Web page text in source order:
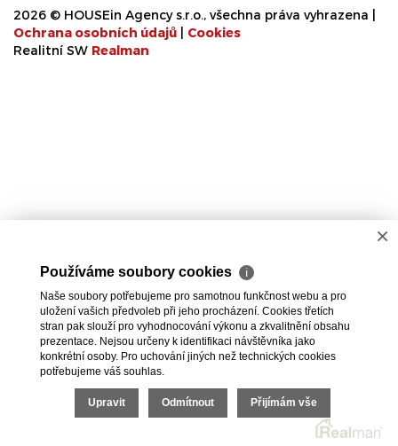
2026 © HOUSEin Agency s.r.o., všechna práva vyhrazena |
Ochrana osobních údajů
Cookies
Realitní SW Realman
×
Používáme soubory cookies ℹ
Naše soubory potřebujeme pro samotnou funkčnost webu a pro
uložení vašich předvoleb při jeho procházení. Cookies třetích
stran pak slouží pro vyhodnocování výkonu a zkvalitnění obsahu
prezentace. Nejsou určeny k identifikaci návštěvníka jako
konkrétní osoby. Pro uchování jiných než technických cookies
potřebujeme váš souhlas.
Upravit Odmítnout Přijímám vše